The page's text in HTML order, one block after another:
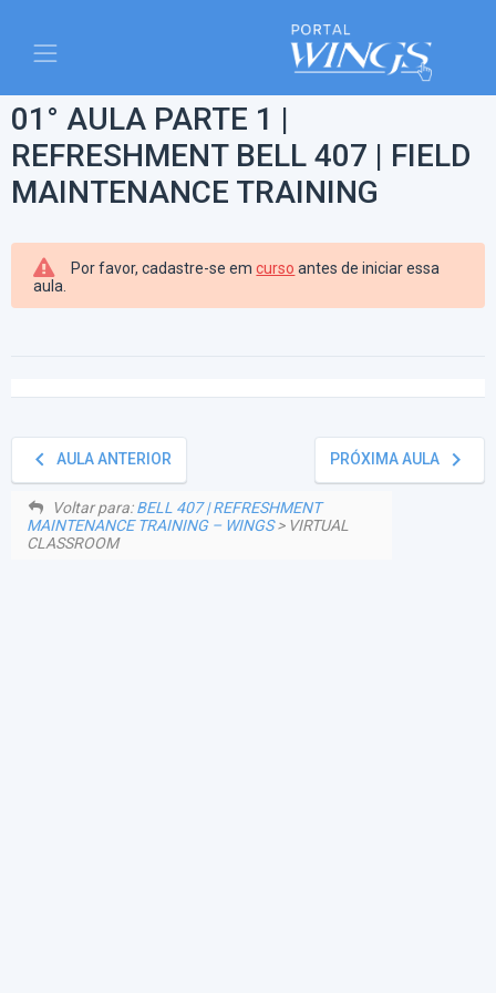
01° AULA PARTE 1 |
REFRESHMENT BELL 407 | FIELD
MAINTENANCE TRAINING
Por favor, cadastre-se emcurso antes de iniciar essa
aula.
keyboard_arrow_left AULA ANTERIOR PRÓXIMA AULA keyboard_arrow_right
Voltar para:BELL 407 | REFRESHMENT
MAINTENANCE TRAINING – WINGS> VIRTUAL
CLASSROOM